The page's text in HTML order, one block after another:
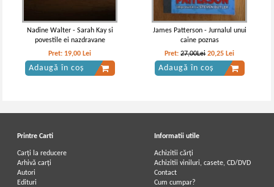
Nadine Walter - Sarah Kay si
povestile ei nazdravane
Pret: 19,00 Lei
Adaugă în coș
James Patterson - Jurnalul unui
caine poznas
Pret:27,00Lei 20,25 Lei
Adaugă în coș
Printre Carti
Carți la reducere
Arhivă carți
Autori
Edituri
Informatii utile
Achizitii cărți
Achizitii viniluri, casete, CD/DVD
Contact
Cum cumpar?